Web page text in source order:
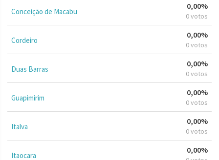
Conceição de Macabu
0,00%
0 votos
Cordeiro
0,00%
0 votos
Duas Barras
0,00%
0 votos
Guapimirim
0,00%
0 votos
Italva
0,00%
0 votos
Itaocara
0,00%